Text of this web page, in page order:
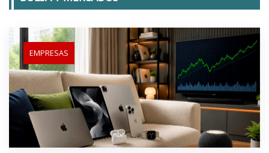
EMPRESAS